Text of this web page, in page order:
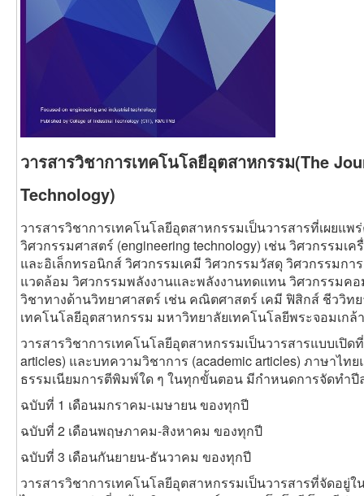
วารสารวิชาการเทคโนโลยีอุตสาหกรรม(The
Technology)
วารสารวิชาการเทคโนโลยีอุตสาหกรรมเป็นวารสารที่เผยแ
วิศวกรรมศาสตร์ (engineering technology) เช่น วิศวกรรมเ
และอิเล็กทรอนิกส์ วิศวกรรมเคมี วิศวกรรมวัสดุ วิศวกรรมก
แวดล้อม วิศวกรรมพลังงานและพลังงานทดแทน วิศวกรรมค
วิชาทางด้านวิทยาศาสตร์ เช่น คณิตศาสตร์ เคมี ฟิสิกส์ ชีววิท
เทคโนโลยีอุตสาหกรรม มหาวิทยาลัยเทคโนโลยีพระจอมเกล้
วารสารวิชาการเทคโนโลยีอุตสาหกรรมเป็นวารสารแบบเปิ
articles) และบทความวิชาการ (academic articles) ภาษาไท
ธรรมเนียมการตีพิมพ์ใด ๆ ในทุกขั้นตอน มีกำหนดการจัดทำปี
ฉบับที่ 1 เดือนมกราคม-เมษายน ของทุกปี
ฉบับที่ 2 เดือนพฤษภาคม-สิงหาคม ของทุกปี
ฉบับที่ 3 เดือนกันยายน-ธันวาคม ของทุกปี
วารสารวิชาการเทคโนโลยีอุตสาหกรรมเป็นวารสารที่จัดอยู่